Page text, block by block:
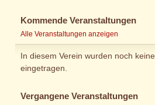
Kommende Veranstaltungen
Alle Veranstaltungen anzeigen
In diesem Verein wurden noch
eingetragen.
Vergangene Veranstaltungen